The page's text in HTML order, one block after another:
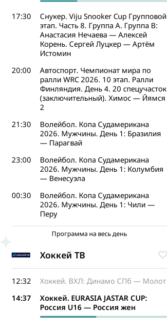
17:30
Снукер. Viju Snooker Cup Групповой
этап. Часть 8. Группа A. Группа B:
Анастасия Нечаева — Алексей
Корень. Сергей Луцкер — Артём
Истомин
20:00
Автоспорт. Чемпионат мира по
ралли WRC 2026. 10 этап. Ралли
Финляндия. День 4. 20 спецучасток
(заключительный). Химос — Йямся
2
21:30
Волейбол. Копа Судамерикана
2026. Мужчины. День 1: Бразилия
— Парагвай
23:00
Волейбол. Копа Судамерикана
2026. Мужчины. День 1: Колумбия
— Венесуэла
00:30
Волейбол. Копа Судамерикана
2026. Мужчины. День 1: Чили —
Перу
Программа на весь день
Хоккей ТВ
12:32
Хоккей. ВХЛ: Динамо СПб — Молот
14:37
Хоккей. EURASIA JASTAR CUP:
Россия U16 — Россия жен